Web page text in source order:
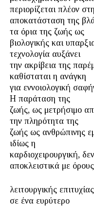
περιορίζεται πλέον
αποκατάσταση της
τα όρια της ζωής ως
βιολογικής και
τεχνολογία αυξάνει
την ακρίβεια της
καθίσταται η ανάγκη
για εννοιολογική
Η παράταση της
ζωής, ως μετρήσιμο
την πληρότητα της
ζωής ως ανθρώπινης
ιδίως η
καρδιοχειρουργική,
αποκλειστικά με όρους
λειτουργικής
σε ένα ευρύτερο